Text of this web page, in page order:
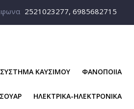
2521023277, 6985682715
ΣΥΣΤΗΜΑ ΚΑΥΣΙΜΟΥ ΦΑΝΟΠΟΙΙΑ
ΗΛΕΚΤΡΙΚΑ-ΗΛΕΚΤΡΟΝΙΚΑ